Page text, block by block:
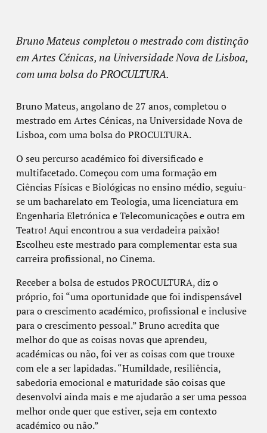
Bruno Mateus completou o mestrado com distinção
em Artes Cénicas, na Universidade Nova de Lisboa,
com uma bolsa do PROCULTURA.
Bruno Mateus, angolano de 27 anos, completou o
mestrado em Artes Cénicas, na Universidade Nova de
Lisboa, com uma bolsa do PROCULTURA.
O seu percurso académico foi diversificado e
multifacetado. Começou com uma formação em
Ciências Físicas e Biológicas no ensino médio, seguiu-
se um bacharelato em Teologia, uma licenciatura em
Engenharia Eletrónica e Telecomunicações e outra em
Teatro! Aqui encontrou a sua verdadeira paixão!
Escolheu este mestrado para complementar esta sua
carreira profissional, no Cinema.
Receber a bolsa de estudos PROCULTURA, diz o
próprio, foi “uma oportunidade que foi indispensável
para o crescimento académico, profissional e inclusive
para o crescimento pessoal.” Bruno acredita que
melhor do que as coisas novas que aprendeu,
académicas ou não, foi ver as coisas com que trouxe
com ele a ser lapidadas. “Humildade, resiliência,
sabedoria emocional e maturidade são coisas que
desenvolvi ainda mais e me ajudarão a ser uma pessoa
melhor onde quer que estiver, seja em contexto
académico ou não.”